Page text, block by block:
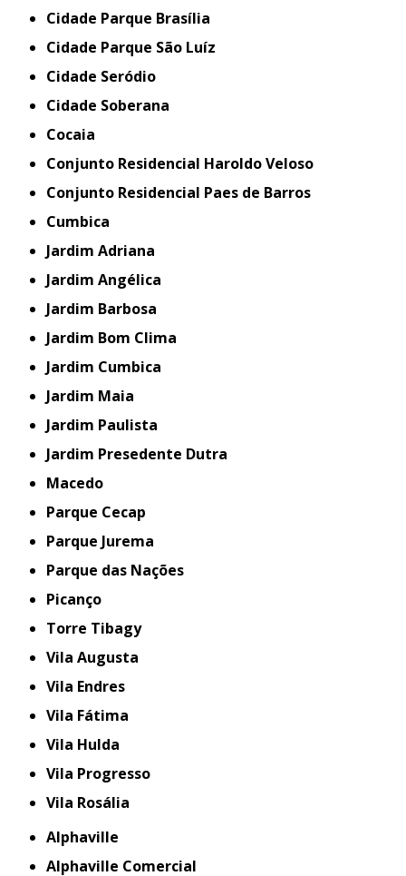
Cidade Parque Brasília
Cidade Parque São Luíz
Cidade Seródio
Cidade Soberana
Cocaia
Conjunto Residencial Haroldo Veloso
Conjunto Residencial Paes de Barros
Cumbica
Jardim Adriana
Jardim Angélica
Jardim Barbosa
Jardim Bom Clima
Jardim Cumbica
Jardim Maia
Jardim Paulista
Jardim Presedente Dutra
Macedo
Parque Cecap
Parque Jurema
Parque das Nações
Picanço
Torre Tibagy
Vila Augusta
Vila Endres
Vila Fátima
Vila Hulda
Vila Progresso
Vila Rosália
Alphaville
Alphaville Comercial